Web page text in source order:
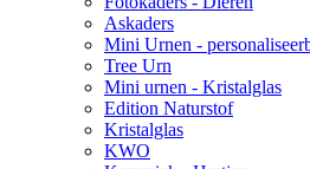
Askaders
Mini Urnen -
Tree Urn
Mini urnen - Kristalglas
Edition Naturstof
Kristalglas
KWO